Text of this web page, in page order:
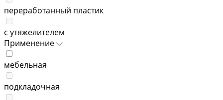
переработанный пластик
с утяжелителем
Применение
мебельная
подкладочная